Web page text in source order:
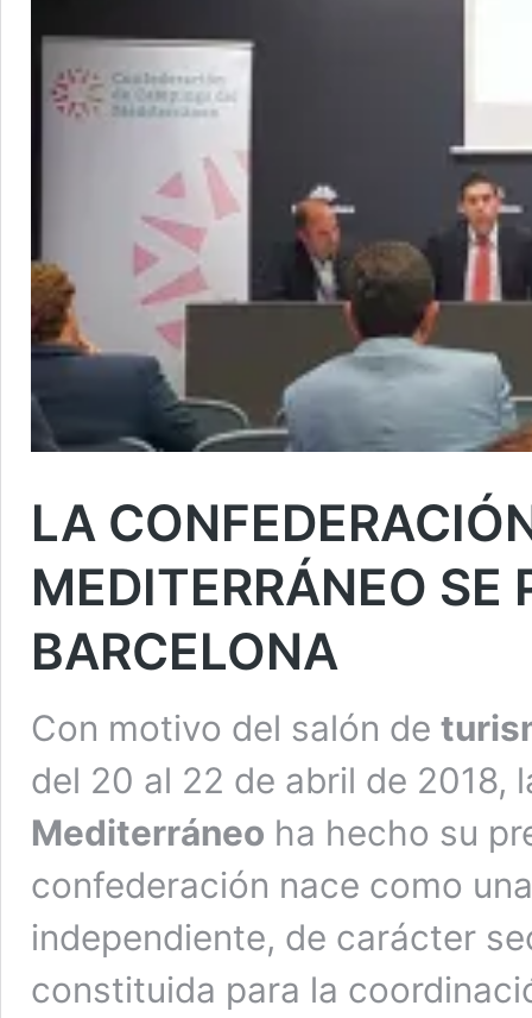
LA
MEDITERRÁNEO SE
BARCELONA
Con motivo del salón de
del 20 al 22 de abril de 2018,
Mediterráneo ha hecho su
confederación nace como
independiente, de carácter
constituida para la